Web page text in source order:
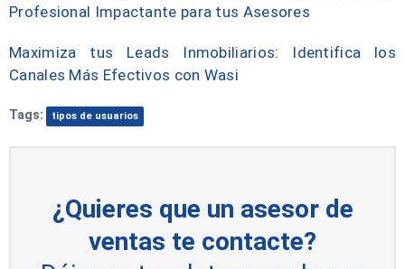
Profesional Impactante para tus Asesores
Maximiza tus Leads Inmobiliarios: Identifica los
Canales Más Efectivos con Wasi
Tags: tipos de usuarios
¿Quieres que un asesor de
ventas te contacte?